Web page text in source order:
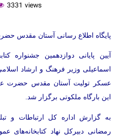
3331 views
پایگاه اطلاع رسانی آستان مقدس
آیین پایانی دوازدهمین جشنواره
اسماعیلی وزیر فرهنگ و ارشاد
عسکر تولیت آستان مقدس حضرت
این بارگاه ملکوتی برگزار شد.
به گزارش اداره کل ارتباطات و
رمضانی دبیرکل نهاد کتابخانه‌های